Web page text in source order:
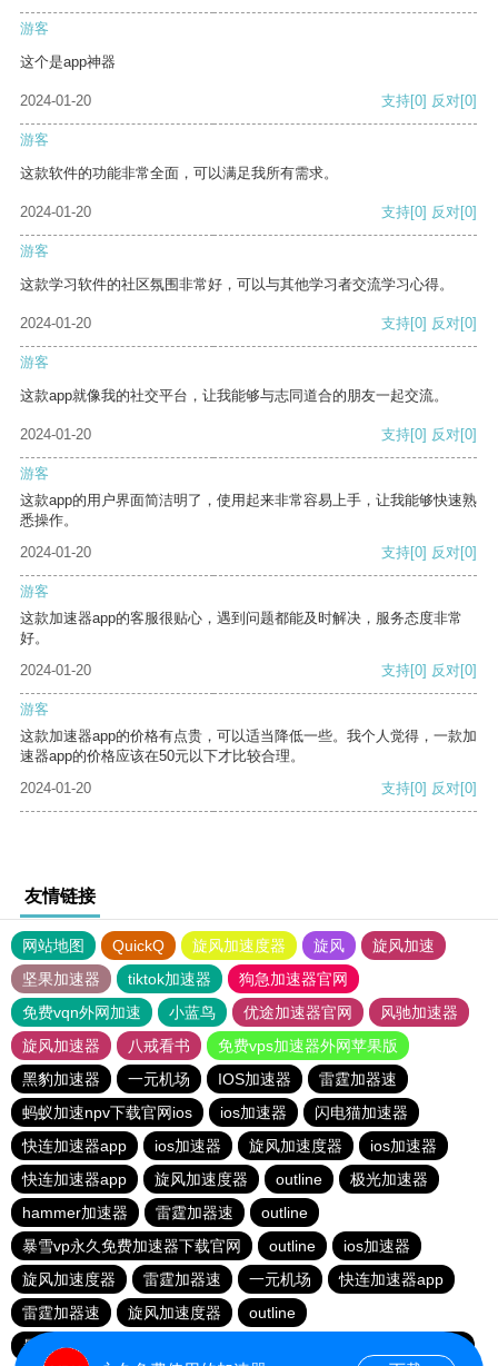
游客
这个是app神器
2024-01-20 支持[0] 反对[0]
游客
这款软件的功能非常全面，可以满足我所有需求。
2024-01-20 支持[0] 反对[0]
游客
这款学习软件的社区氛围非常好，可以与其他学习者交流学习心得。
2024-01-20 支持[0] 反对[0]
游客
这款app就像我的社交平台，让我能够与志同道合的朋友一起交流。
2024-01-20 支持[0] 反对[0]
游客
这款app的用户界面简洁明了，使用起来非常容易上手，让我能够快速熟
悉操作。
2024-01-20
支持[0] 反对[0]
游客
这款加速器app的客服很贴心，遇到问题都能及时解决，服务态度非常
好。
2024-01-20
支持[0] 反对[0]
游客
这款加速器app的价格有点贵，可以适当降低一些。我个人觉得，一款加
速器app的价格应该在50元以下才比较合理。
2024-01-20
支持[0] 反对[0]
友情链接
网站地图 QuickQ 旋风加速度器 旋风
旋风加速
坚果加速器
tiktok加速器
狗急加速器官网
免费vqn外网加速
小蓝鸟 优途加速器官网
风驰加速器
旋风加速器
八戒看书
免费vps加速器外网苹果版
黑豹加速器
一元机场 IOS加速器
雷霆加器速
蚂蚁加速npv下载官网ios
ios加速器
闪电猫加速器
快连加速器app
ios加速器 旋风加速度器
ios加速器
快连加速器app
旋风加速度器 outline
极光加速器
hammer加速器
雷霆加器速
outline
暴雪vp永久免费加速器下载官网
outline
ios加速器
旋风加速度器
雷霆加器速 一元机场
快连加速器app
雷霆加器速
旋风加速度器
outline
暴雪vp永久免费加速器下载官网